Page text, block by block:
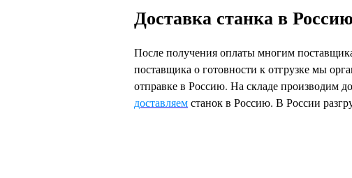
Доставка станка в Россию
После получения оплаты многим
поставщика о готовности к отгрузке мы
отправке в Россию. На складе производим
доставляемстанок в Россию. В России